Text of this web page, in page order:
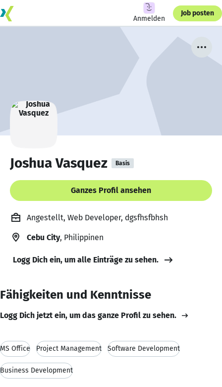
Anmelden
Job posten
Joshua Vasquez Basis
Ganzes Profil ansehen
Angestellt, Web Developer, dgsfhsfbhsh
Cebu City, Philippinen
Logg Dich ein, um alle Einträge zu sehen.
Fähigkeiten und Kenntnisse
Logg Dich jetzt ein, um das ganze Profil zu sehen.
MS Office Project Management Software Development
Business Development